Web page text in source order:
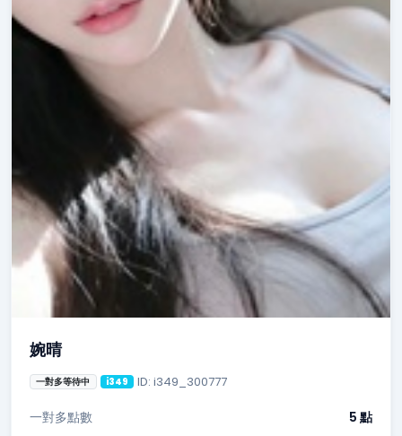
婉晴
一對多等待中 i349 ID: i349_300777
一對多點數
5 點